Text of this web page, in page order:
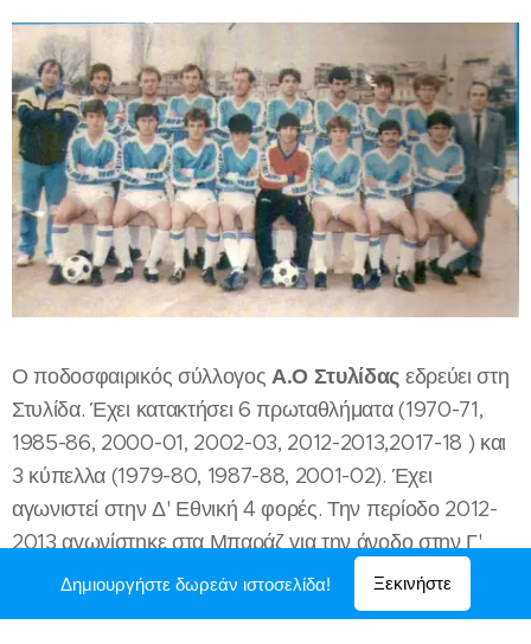
Ο ποδοσφαιρικός σύλλογος Α.Ο Στυλίδας εδρεύει στη
Στυλίδα. Έχει κατακτήσει 6 πρωταθλήματα (1970-71,
1985-86, 2000-01, 2002-03, 2012-2013,2017-18 ) και
3 κύπελλα (1979-80, 1987-88, 2001-02). Έχει
αγωνιστεί στην Δ' Εθνική 4 φορές. Την περίοδο 2012-
2013 αγωνίστηκε στα Μπαράζ για την άνοδο στην Γ'
Εθνική κατηγορία με την Κύμη(Εύβοια), Ένωση Άσπρα
Σπίτια/Αντίκυρα (Βοιωτία) και Μυρίκη (Ευρυτανία), αλλά
Δημιουργήστε δωρεάν ιστοσελίδα! Ξεκινήστε